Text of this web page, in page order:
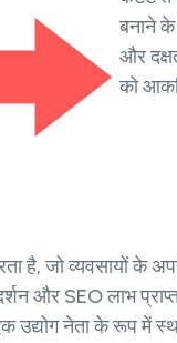
बनाने
और
को
जो व्यवसायों के
और SEO लाभ
उद्योग नेता के रूप